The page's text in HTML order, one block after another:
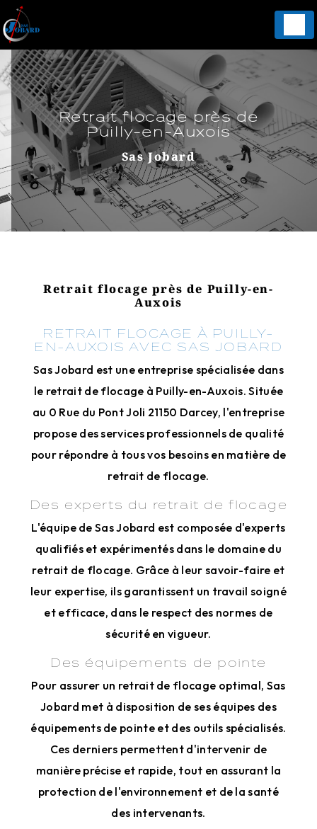
Retrait flocage près de
Puilly-en-Auxois
Sas Jobard
Retrait flocage près de Puilly-en-
Auxois
RETRAIT FLOCAGE À PUILLY-
EN-AUXOIS AVEC SAS JOBARD
Sas Jobard est une entreprise spécialisée dans
le retrait de flocage à Puilly-en-Auxois. Située
au 0 Rue du Pont Joli 21150 Darcey, l'entreprise
propose des services professionnels de qualité
pour répondre à tous vos besoins en matière de
retrait de flocage.
Des experts du retrait de flocage
L'équipe de Sas Jobard est composée d'experts
qualifiés et expérimentés dans le domaine du
retrait de flocage. Grâce à leur savoir-faire et
leur expertise, ils garantissent un travail soigné
et efficace, dans le respect des normes de
sécurité en vigueur.
Des équipements de pointe
Pour assurer un retrait de flocage optimal, Sas
Jobard met à disposition de ses équipes des
équipements de pointe et des outils spécialisés.
Ces derniers permettent d'intervenir de
manière précise et rapide, tout en assurant la
protection de l'environnement et de la santé
des intervenants.
Panneau de gestion des cookies